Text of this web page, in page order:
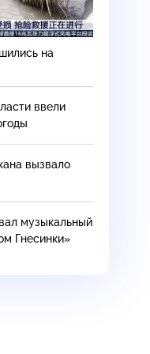
на
ввели
вызвало
музыкальный
Гнесинки»